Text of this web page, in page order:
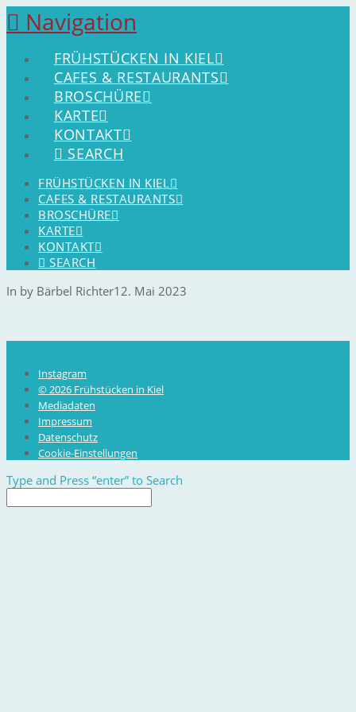
Navigation
FRÜHSTÜCKEN IN KIEL
CAFES & RESTAURANTS
BROSCHÜRE
KARTE
KONTAKT
SEARCH
FRÜHSTÜCKEN IN KIEL
CAFES & RESTAURANTS
BROSCHÜRE
KARTE
KONTAKT
SEARCH
In by Bärbel Richter12. Mai 2023
Instagram
© 2026 Frühstücken in Kiel
Mediadaten
Impressum
Datenschutz
Cookie-Einstellungen
Type and Press “enter” to Search